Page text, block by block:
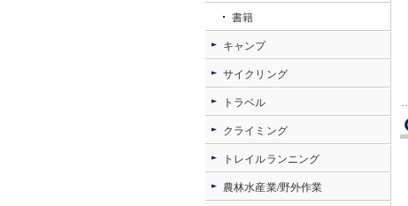
書籍
キャンプ
サイクリング
トラベル
クライミング
トレイルランニング
農林水産業/野外作業